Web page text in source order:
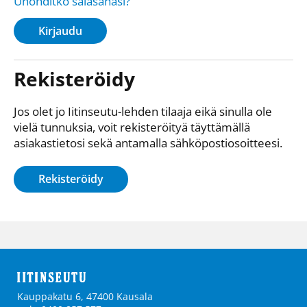
Kirjaudu
Rekisteröidy
Jos olet jo Iitinseutu-lehden tilaaja eikä sinulla ole
vielä tunnuksia, voit rekisteröityä täyttämällä
asiakastietosi sekä antamalla sähkö­posti­osoitteesi.
Rekisteröidy
Kauppakatu 6, 47400 Kausala